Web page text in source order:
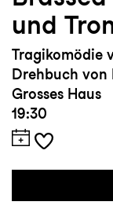
und
Tragikomödie
Drehbuch von
Grosses Haus
19:30